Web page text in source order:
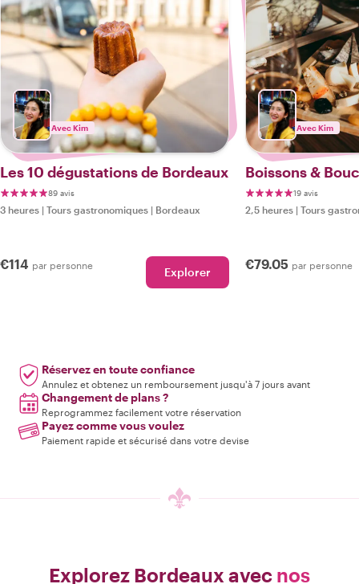
Avec Kim
Les 10 dégustations de Bordeaux
89 avis
3 heures | Tours gastronomiques | Bordeaux
€114 par personne Explorer
Avec Kim
Boissons &
19 avis
2,5 heures | Tours
€79.05 par personne
Réservez en toute confiance
Annulez et obtenez un remboursement jusqu'à 7 jours avant
Changement de plans ?
Reprogrammez facilement votre réservation
Payez comme vous voulez
Paiement rapide et sécurisé dans votre devise
Explorez Bordeaux avec nos